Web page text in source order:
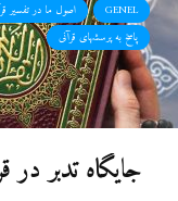
GENEL اصول ما در تفسیر
پاسخ به پرسشهای قرآنی
جایگاه تدبر در